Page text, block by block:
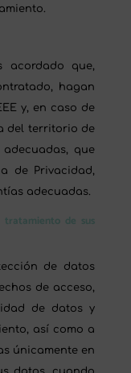
acordado que,
hagan
y, en caso de
del territorio de
que
de Privacidad,
adecuadas.
tratamiento de sus
de datos
de acceso,
de datos y
así como a
únicamente en